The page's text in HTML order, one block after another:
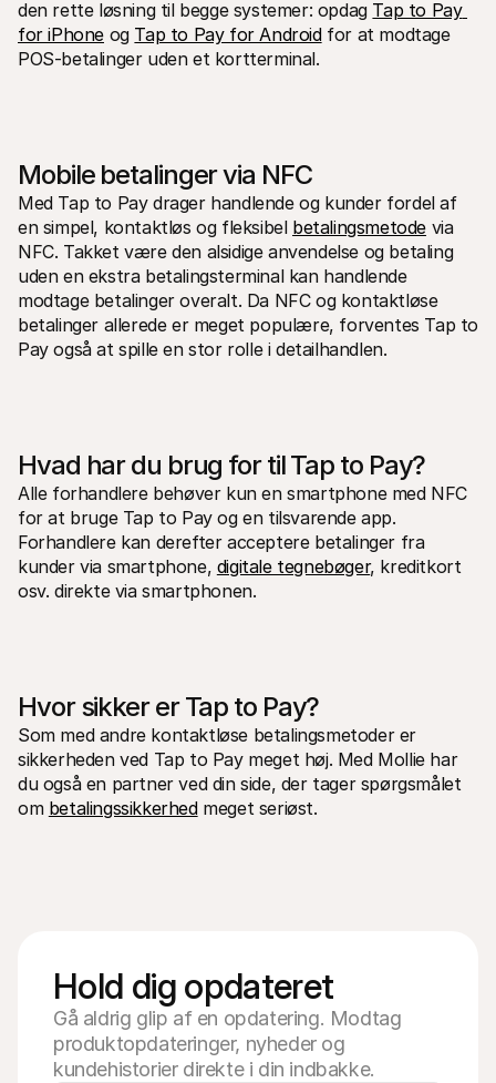
den rette løsning til begge systemer: opdag Tap to Pay
for iPhone og Tap to Pay for Android for at modtage
POS-betalinger uden et kortterminal.
Mobile betalinger via NFC
Med Tap to Pay drager handlende og kunder fordel af
en simpel, kontaktløs og fleksibel betalingsmetode via
NFC. Takket være den alsidige anvendelse og betaling
uden en ekstra betalingsterminal kan handlende
modtage betalinger overalt. Da NFC og kontaktløse
betalinger allerede er meget populære, forventes Tap to
Pay også at spille en stor rolle i detailhandlen.
Hvad har du brug for til Tap to Pay?
Alle forhandlere behøver kun en smartphone med NFC
for at bruge Tap to Pay og en tilsvarende app.
Forhandlere kan derefter acceptere betalinger fra
kunder via smartphone, digitale tegnebøger, kreditkort
osv. direkte via smartphonen.
Hvor sikker er Tap to Pay?
Som med andre kontaktløse betalingsmetoder er
sikkerheden ved Tap to Pay meget høj. Med Mollie har
du også en partner ved din side, der tager spørgsmålet
om betalingssikkerhed meget seriøst.
Hold dig opdateret
Gå aldrig glip af en opdatering. Modtag
produktopdateringer, nyheder og
kundehistorier direkte i din indbakke.